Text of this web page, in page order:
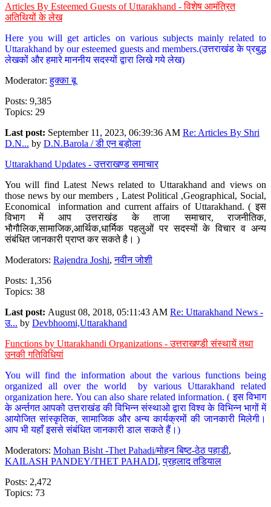
Articles By Esteemed Guests of Uttarakhand - विशेष आमंत्रित
अतिथियों के लेख
Here you will get articles on various subjects mainly related to
Uttarakhand by our esteemed guests and members.(उत्तराखंड के प्रबुद्ध
लेखकों और हमारे माननीय सदस्यों द्वारा लिखे गये लेख)
Moderator:हुक्का बू
Posts: 9,385
Topics: 29
Last post: September 11, 2023, 06:39:36 AM Re: Articles By Shri
D.N... by D.N.Barola / डी एन बड़ोला
Uttarakhand Updates - उत्तराखण्ड समाचार
You will find Latest News related to Uttarakhand and views on
those news by our members , Latest Political ,Geographical, Social,
Economical information and current affairs of Uttarakhand. ( इस
विभाग में आप उत्तराखंड के ताजा समाचार, राजनीतिक,
भौगौलिक,सामाजिक,आर्थिक,धार्मिक पहलुओं पर सदस्यों के विचार व अन्य
संबंधित जानकारी प्राप्त कर सकते है। )
Moderators: Rajendra Joshi,नवीन जोशी
Posts: 1,356
Topics: 38
Last post: August 08, 2018, 05:11:43 AM Re: Uttarakhand News -
उ... by Devbhoomi,Uttarakhand
Functions by Uttarakhandi Organizations - उत्तराखण्डी संस्थायें तथा
उनकी गतिविधियां
You will find the information about the various functions being
organized all over the world by various Uttarakhand related
organization here. You can also share related information. ( इस विभाग
के अर्न्तगत आपको उत्तराखंड की विभिन्न संस्थाओ द्वारा विश्व के विभिन्न भागों में
आयोजित सांस्कृतिक, सामाजिक और अन्य कार्यक्रमों की जानकारी मिलेगी।
आप भी यहाँ इससे संबंधित जानकारी डाल सकते हैं।)
Moderators: Mohan Bisht -Thet Pahadi/मोहन बिष्ट-ठेठ पहाडी,
KAILASH PANDEY/THET PAHADI,प्रहलाद तडियाल
Posts: 2,472
Topics: 73